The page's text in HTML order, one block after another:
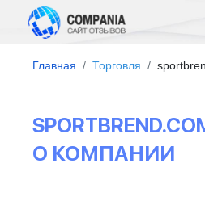
Главная Торговля
О КОМПАНИИ